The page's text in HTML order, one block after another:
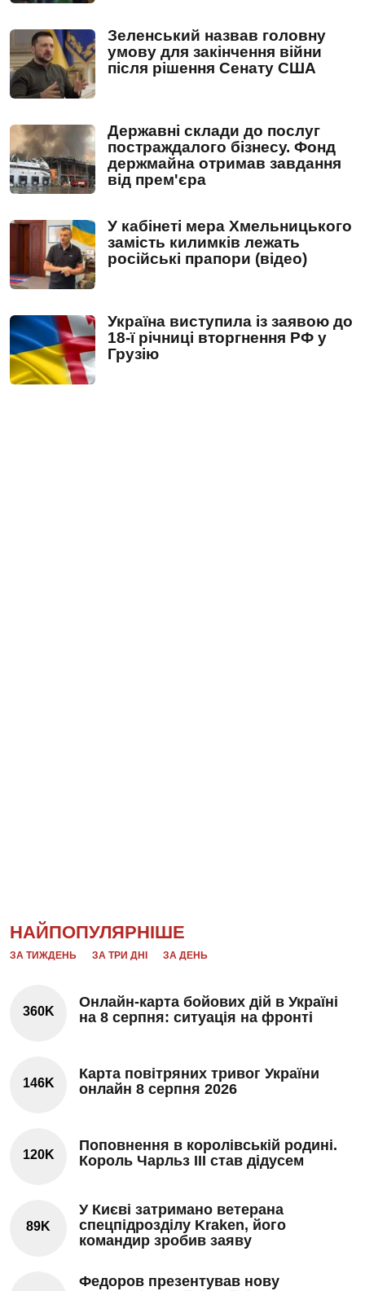
Зеленський назвав головну
умову для закінчення війни
після рішення Сенату США
Державні склади до послуг
постраждалого бізнесу. Фонд
держмайна отримав завдання
від прем'єра
У кабінеті мера Хмельницького
замість килимків лежать
російські прапори (відео)
Україна виступила із заявою до
18-ї річниці вторгнення РФ у
Грузію
НАЙПОПУЛЯРНІШЕ
ЗА ТИЖДЕНЬ ЗА ТРИ ДНІ ЗА ДЕНЬ
360K
Онлайн-карта бойових дій в Україні
на 8 серпня: ситуація на фронті
146K
Карта повітряних тривог України
онлайн 8 серпня 2026
120K
Поповнення в королівській родині.
Король Чарльз III став дідусем
89K
У Києві затримано ветерана
спецпідрозділу Kraken, його
командир зробив заяву
Федоров презентував нову